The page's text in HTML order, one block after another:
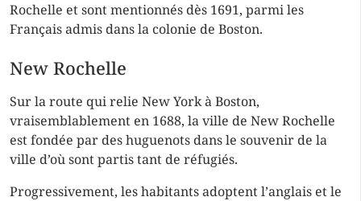
Rochelle et sont mentionnés dès 1691, parmi les
Français admis dans la colonie de Boston.
New Rochelle
Sur la route qui relie New York à Boston,
vraisemblablement en 1688, la ville de New Rochelle
est fondée par des huguenots dans le souvenir de la
ville d’où sont partis tant de réfugiés.
Progressivement, les habitants adoptent l’anglais et le